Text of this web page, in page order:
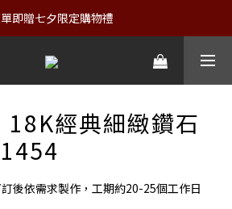
即贈七夕限定購物禮
18K經典細緻鑽石
後依需求製作，工期約20-25個工作日